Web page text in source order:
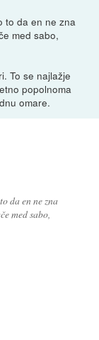
to da en ne zna
med sabo,
To se najlažje
popolnoma
omare.
da en ne zna
med sabo,